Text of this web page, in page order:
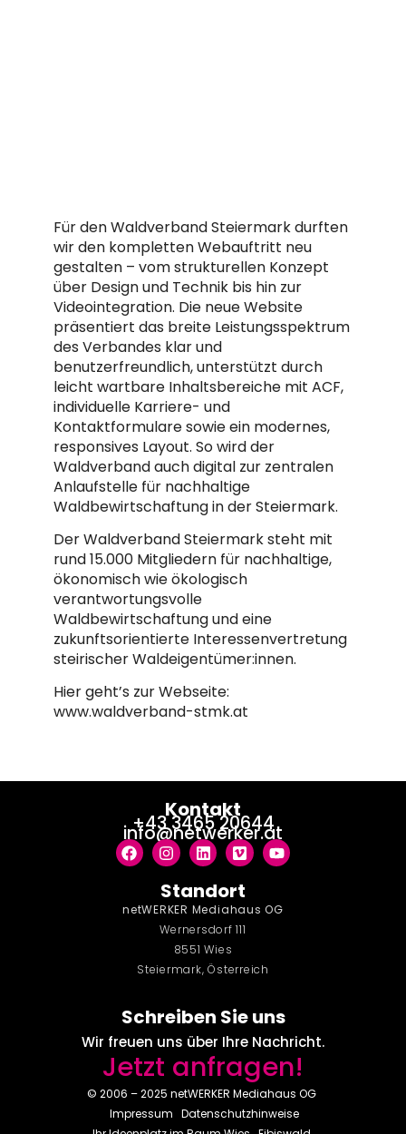
Für den Waldverband Steiermark durften
wir den kompletten Webauftritt neu
gestalten – vom strukturellen Konzept
über Design und Technik bis hin zur
Videointegration. Die neue Website
präsentiert das breite Leistungsspektrum
des Verbandes klar und
benutzerfreundlich, unterstützt durch
leicht wartbare Inhaltsbereiche mit ACF,
individuelle Karriere- und
Kontaktformulare sowie ein modernes,
responsives Layout. So wird der
Waldverband auch digital zur zentralen
Anlaufstelle für nachhaltige
Waldbewirtschaftung in der Steiermark.
Der Waldverband Steiermark steht mit
rund 15.000 Mitgliedern für nachhaltige,
ökonomisch wie ökologisch
verantwortungsvolle
Waldbewirtschaftung und eine
zukunftsorientierte Interessenvertretung
steirischer Waldeigentümer:innen.
Hier geht’s zur Webseite:
www.waldverband-stmk.at
Standort
netWERKER Mediahaus OG
Wernersdorf 111
8551 Wies
Steiermark, Österreich
Kontakt
+43 3465 20644
info@netwerker.at
Schreiben Sie uns
Wir freuen uns über Ihre Nachricht.
Jetzt anfragen!
© 2006 – 2025 netWERKER Mediahaus OG
Impressum Datenschutzhinweise